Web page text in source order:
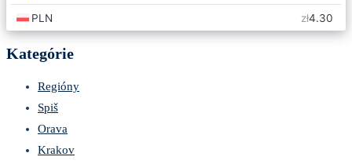
Kategórie
Regióny
Spiš
Orava
Krakov